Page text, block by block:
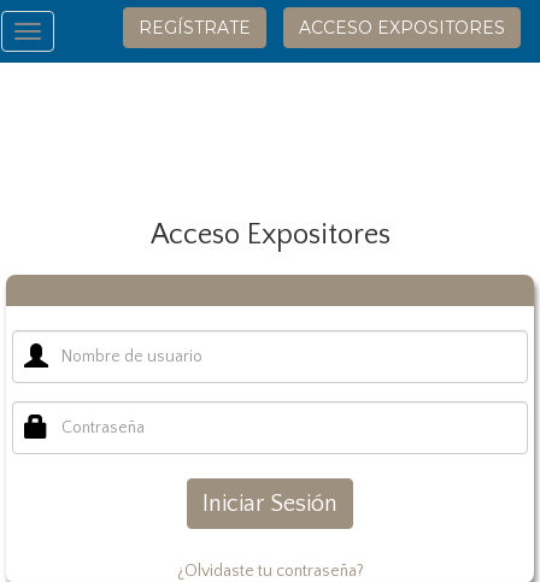
Toggle
navigation
REGÍSTRATE ACCESO EXPOSITORES
Acceso Expositores
Iniciar Sesión
¿Olvidaste tu contraseña?